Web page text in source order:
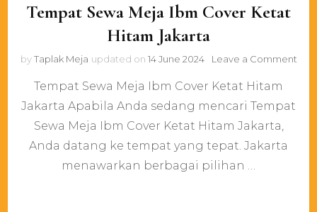
Tempat Sewa Meja Ibm Cover Ketat
Hitam Jakarta
byTaplak Meja updated on 14 June 2024 Leave a Commenton
Tempat Sewa Meja Ibm Cover Ketat Hitam
Jakarta Apabila Anda sedang mencari Tempat
Sewa Meja Ibm Cover Ketat Hitam Jakarta,
Anda datang ke tempat yang tepat. Jakarta
menawarkan berbagai pilihan …